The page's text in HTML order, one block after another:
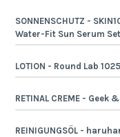
SONNENSCHUTZ -
Water-Fit Sun Serum Set
LOTION - Round Lab
RETINAL CREME - Geek
REINIGUNGSÖL -